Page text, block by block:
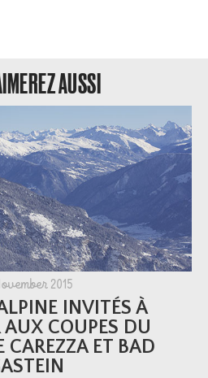
AUSSI
2015
INVITÉS À
AUX COUPES DU
CAREZZA ET BAD